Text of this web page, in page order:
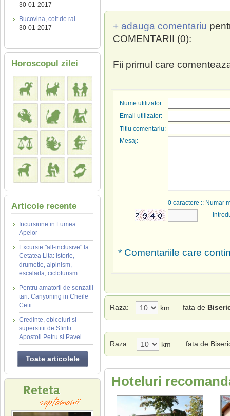
30-01-2017
Bucovina, colt de rai
30-01-2017
Horoscopul zilei
Articole recente
Incursiune in Lumea
Apelor
Excursie "all-inclusive" la
Cetatea Lita: istorie,
drumetie, alpinism,
escalada, cicloturism
Pentru amatorii de senzatii
tari: Canyoning in Cheile
Cetii
Credinte, obiceiuri si
superstitii de Sfintii
Apostoli Petru si Pavel
Toate articolele
+ adauga comentariu
COMENTARII (0):
Fii primul care
Nume utilizator:
Email utilizator:
Titlu comentariu:
Mesaj:
0 caractere :: Numar
* Comentariile care
Raza: km fata de
Raza: km fata de
Hoteluri